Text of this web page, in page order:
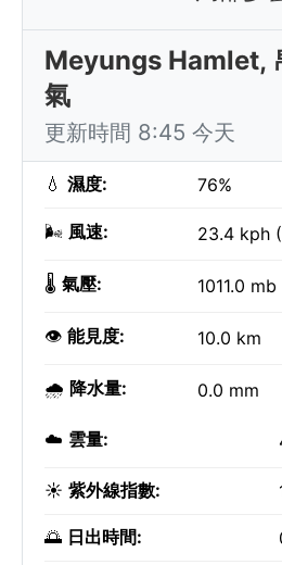
Meyungs Hamlet,
氣
更新時間 8:45 今天
💧 濕度: 76%
🌬️ 風速: 23.4 kph
🌡️ 氣壓: 1011.0 mb
👁️ 能見度: 10.0 km
🌧️ 降水量: 0.0 mm
☁️ 雲量:
☀️ 紫外線指數:
🌅 日出時間: